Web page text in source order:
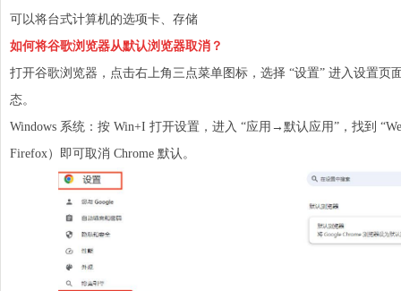
可以将台式计算机的选项卡、 存储
如何将谷歌浏览器从默认浏览器取消？
打开谷歌浏览器，点击右上角三点菜单图标，选择 “设置” 进入设置页
态。
Windows 系统：按 Win+I 打开设置，进入 “应用→默认应用”，找到
Firefox）即可取消 Chrome 默认。